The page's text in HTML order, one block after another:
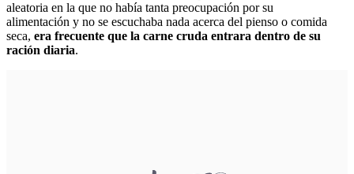
aleatoria en la que no había tanta preocupación por su
alimentación y no se escuchaba nada acerca del pienso o comida
seca, era frecuente que la carne cruda entrara dentro de su
ración diaria.